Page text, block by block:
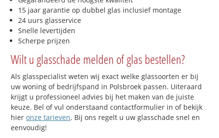
15 jaar garantie op dubbel glas inclusief montage
24 uurs glasservice
Snelle levertijden
Scherpe prijzen
Wilt u glasschade melden of glas bestellen?
Als glasspecialist weten wij exact welke glassoorten er bij
uw woning of bedrijfspand in Polsbroek passen. Uiteraard
krijgt u professioneel advies bij het maken van de juiste
keuze. Bel of vul onderstaand contactformulier in of bekijk
hieronze tarieven. Bij ons regelt u uw glasschade snel en
eenvoudig!